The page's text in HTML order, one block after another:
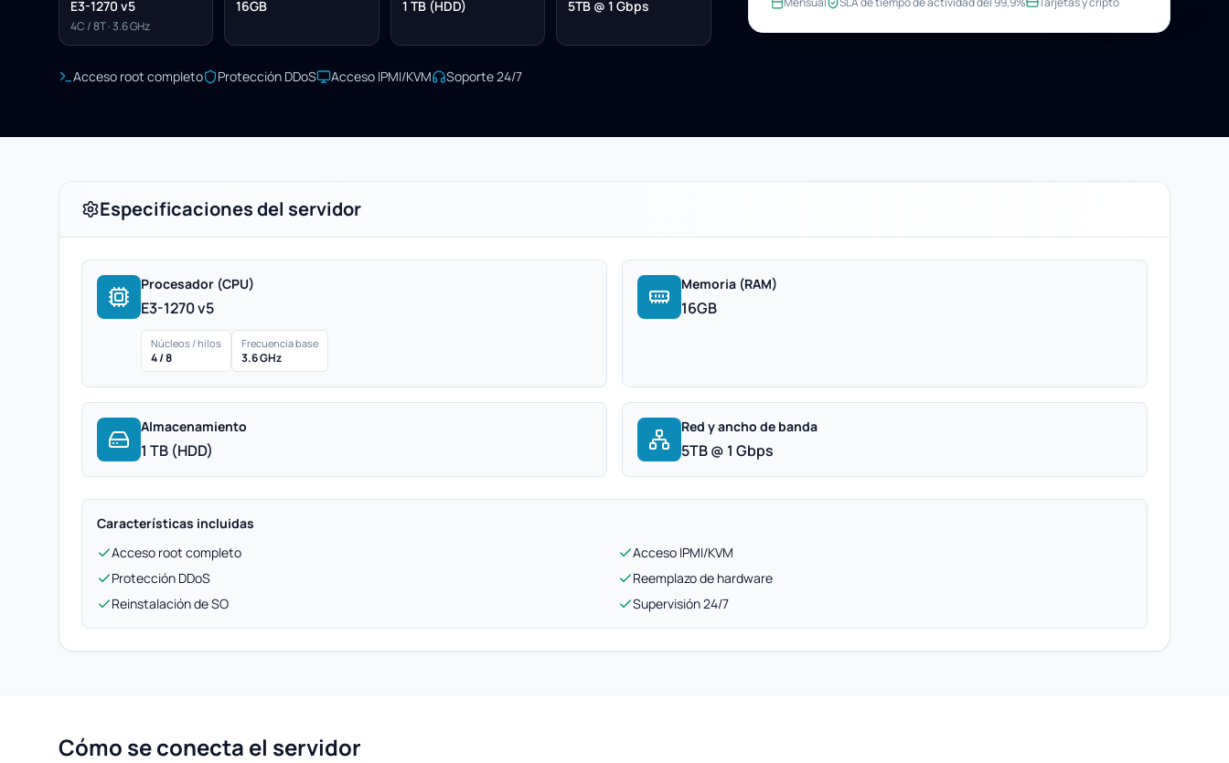
E3-1270 v5
4C / 8T · 3.6 GHz
16GB 1 TB (HDD) 5TB @ 1 Gbps
Acceso root completo Protección DDoS Acceso IPMI/KVM Soporte 24/7
Especificaciones del servidor
Procesador (CPU)
E3-1270 v5
Núcleos / hilos
4 / 8
Frecuencia base
3.6 GHz
Memoria (RAM)
16GB
Almacenamiento
1 TB (HDD)
Red y ancho de banda
5TB @ 1 Gbps
Características incluidas
Acceso root completo
Acceso IPMI/KVM
Protección DDoS
Reemplazo de hardware
Reinstalación de SO
Supervisión 24/7
Cómo se conecta el servidor